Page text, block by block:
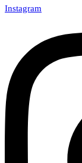
Instagram